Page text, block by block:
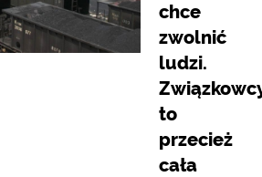
chce
zwolnić
ludzi.
to
przecież
cała